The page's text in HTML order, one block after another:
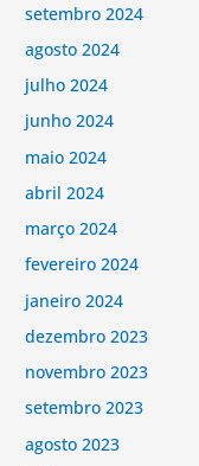
setembro 2024
agosto 2024
julho 2024
junho 2024
maio 2024
abril 2024
março 2024
fevereiro 2024
janeiro 2024
dezembro 2023
novembro 2023
setembro 2023
agosto 2023